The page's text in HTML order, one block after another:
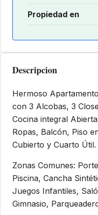
Propiedad en
Descripcion
Hermoso
con 3 Alcobas, 3
Cocina integral
Ropas, Balcón, Piso
Cubierto y Cuarto Útil.
Zonas Comunes:
Piscina, Cancha
Juegos Infantiles,
Gimnasio,